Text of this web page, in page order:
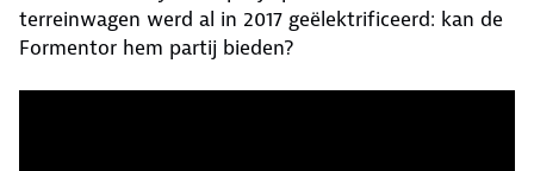
terreinwagen werd al in 2017 geëlektrificeerd: kan de
Formentor hem partij bieden?